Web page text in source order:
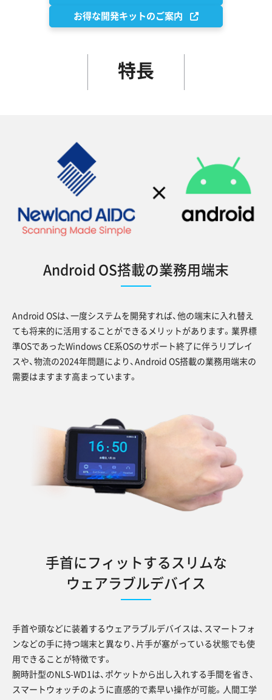
お得な開発キットのご案内
特長
Android OS搭載の業務用端末
Android OSは、一度システムを開発すれば、他の端末に入れ替え
ても将来的に活用することができるメリットがあります。業界標
準OSであったWindows CE系OSのサポート終了に伴うリプレイ
スや、物流の2024年問題により、Android OS搭載の業務用端末の
需要はますます高まっています。
手首にフィットするスリムな
ウェアラブルデバイス
手首や頭などに装着するウェアラブルデバイスは、スマートフォ
ンなどの手に持つ端末と異なり、片手が塞がっている状態でも使
用できることが特徴です。
腕時計型のNLS-WD1は、ポケットから出し入れする手間を省き、
スマートウォッチのように直感的で素早い操作が可能。人間工学